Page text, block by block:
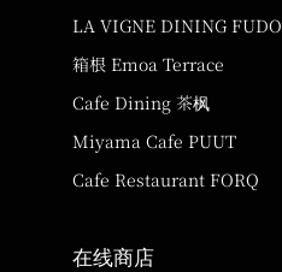
LA VIGNE DINING FUDO
箱根 Emoa Terrace
Cafe Dining 茶枫
Miyama Cafe PUUT
Cafe Restaurant FORQ
在线商店